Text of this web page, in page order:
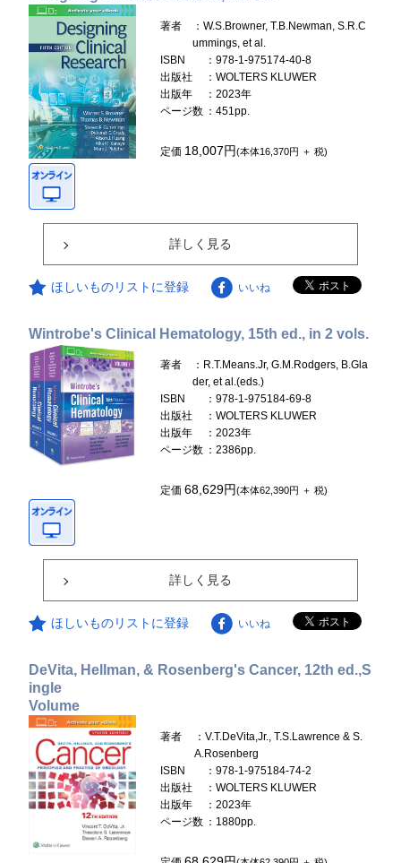
著者
：W.S.Browner, T.B.Newman, S.R.C
ummings, et al.
ISBN
：978-1-975174-40-8
出版社
：WOLTERS KLUWER
出版年
：2023年
ページ数 ：451pp.
定価 18,007円(本体16,370円 ＋ 税)
詳しく見る
ほしいものリストに登録 いいね
Wintrobe's Clinical Hematology, 15th ed., in 2 vols.
著者
：R.T.Means.Jr, G.M.Rodgers, B.Gla
der, et al.(eds.)
ISBN
：978-1-975184-69-8
出版社
：WOLTERS KLUWER
出版年
：2023年
ページ数 ：2386pp.
定価68,629円(本体62,390円 ＋ 税)
詳しく見る
ほしいものリストに登録 いいね
DeVita, Hellman, & Rosenberg's Cancer, 12th ed.,S
ingle
Volume
著者
：V.T.DeVita,Jr., T.S.Lawrence & S.
A.Rosenberg
ISBN
：978-1-975184-74-2
出版社
：WOLTERS KLUWER
出版年
：2023年
ページ数 ：1880pp.